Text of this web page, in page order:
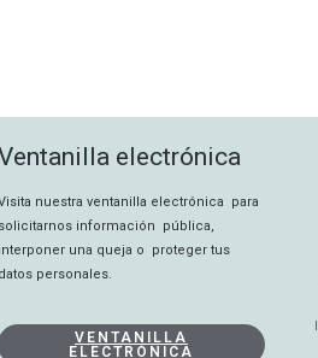
electrónica
nuestra ventanilla electrónica para
solicitarnos información pública,
interponer una queja o proteger tus
datos personales.
VENTANILLA
ELECTRÓNICA